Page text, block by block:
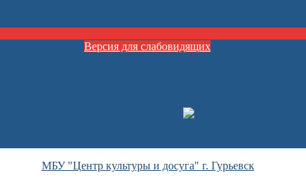
Версия для слабовидящих
МБУ "Центр культуры и досуга" г. Гурьевск